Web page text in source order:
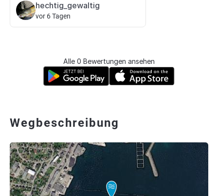
hechtig_gewaltig
vor 6 Tagen
Alle 0 Bewertungen ansehen
Wegbeschreibung